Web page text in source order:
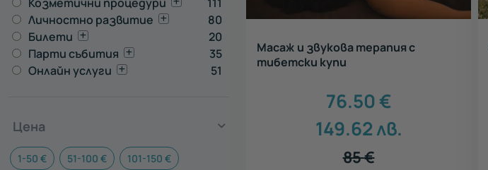
Личностно развитие
80
Билети
20
Парти събития
35
Онлайн услуги
51
Цена
1-50 € 51-100 € 101-150 €
Масаж и звукова терапия с
тибетски купи
76.50€
149.62лв.
85€